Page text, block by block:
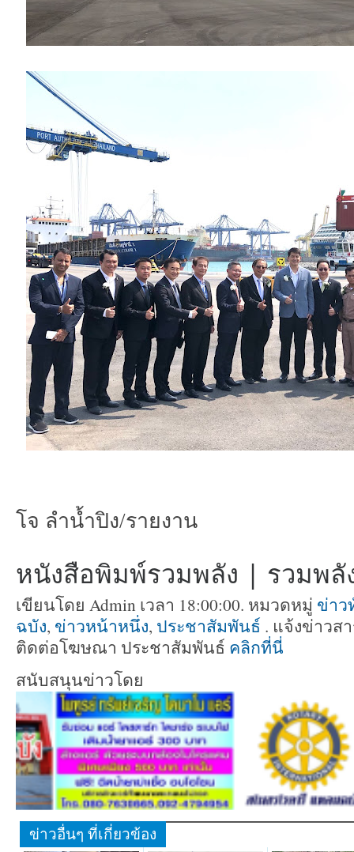
โจ ลำน้ำปิง/รายงาน
หนังสือพิมพ์รวมพลัง | รวมพลั
เขียนโดย Admin เวลา 18:00:00. หมวดหมู่ ข่าว
ฉบัง, ข่าวหน้าหนึ่ง, ประชาสัมพันธ์ . แจ้งข่าวส
ติดต่อโฆษณา ประชาสัมพันธ์ คลิกที่นี่
สนับสนุนข่าวโดย
ข่าวอื่นๆ ที่เกี่ยวข้อง